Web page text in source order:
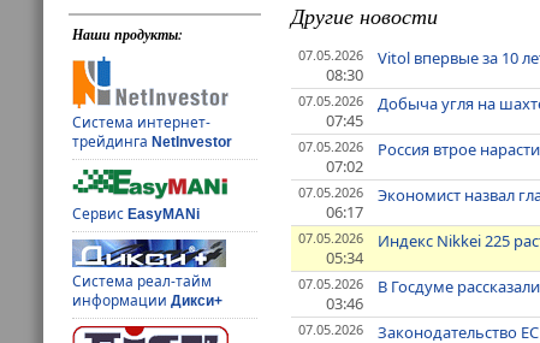
Наши продукты:
Система интернет-
трейдингаNetInvestor
СервисEasyMANi
Система реал-тайм
информацииДикси+
Другие новости
07.05.2026
08:30
Vitol впервые за 10
07.05.2026
07:45
Добыча угля на
07.05.2026
07:02
Россия втрое
07.05.2026
06:17
Экономист назвал
07.05.2026
05:34
Индекс Nikkei 225
07.05.2026
03:46
В Госдуме
07.05.2026 Законодательство